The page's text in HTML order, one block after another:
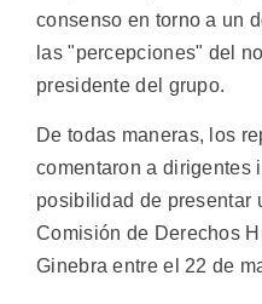
consenso en torno a un
las "percepciones" del
presidente del grupo.
De todas maneras, los
comentaron a dirigentes
posibilidad de presentar
Comisión de Derechos
Ginebra entre el 22 de